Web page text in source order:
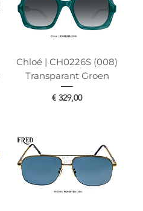
Chloé | CH0226S (008)
Transparant Groen
Prijs
€ 329,00